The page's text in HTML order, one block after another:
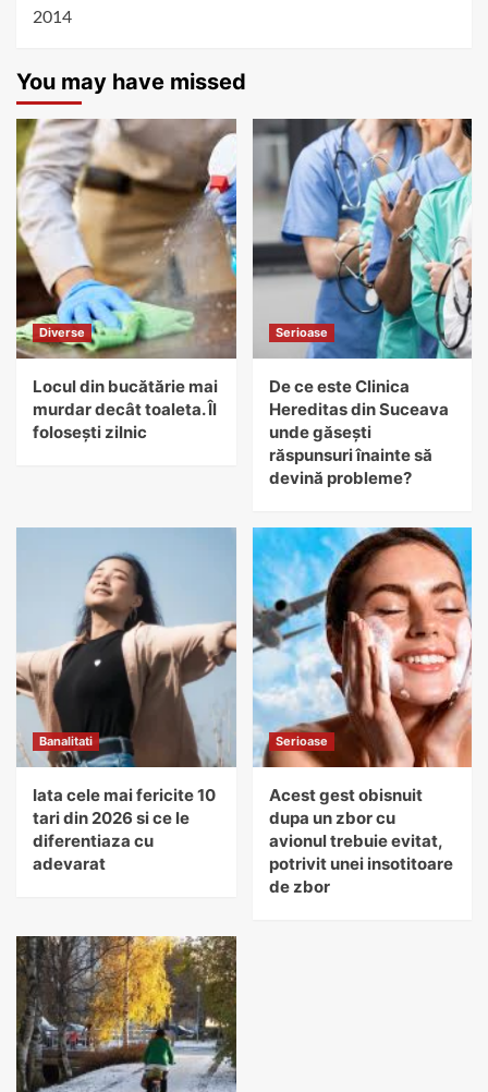
2014
You may have missed
Diverse
Locul din bucătărie mai
murdar decât toaleta. Îl
folosești zilnic
Serioase
De ce este Clinica
Hereditas din Suceava
unde găsești
răspunsuri înainte să
devină probleme?
Banalitati
Iata cele mai fericite 10
tari din 2026 si ce le
diferentiaza cu
adevarat
Serioase
Acest gest obisnuit
dupa un zbor cu
avionul trebuie evitat,
potrivit unei insotitoare
de zbor